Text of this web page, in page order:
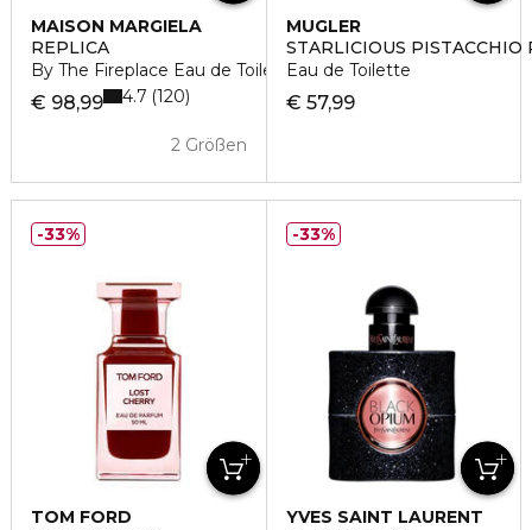
MAISON MARGIELA
REPLICA
By The Fireplace Eau de Toilette
€ 98,99
2 Größen
4.7 120
MUGLER
STARLICIOUS PISTACCHIO
Eau de Toilette
€ 57,99
TOM FORD
33%
YVES SAINT LAURENT
33%